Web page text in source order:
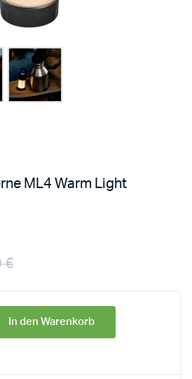
ML4 Warm Light
€
In den Warenkorb